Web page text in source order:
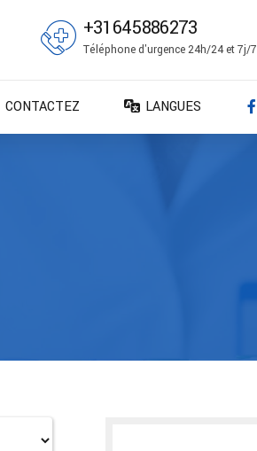
+31645886273
Téléphone d'urgence 24h/24 et 7j/7
CONTACTEZ
LANGUES